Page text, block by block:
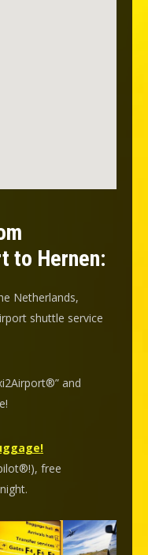
to Hernen:
Netherlands,
shuttle service
and
!
free